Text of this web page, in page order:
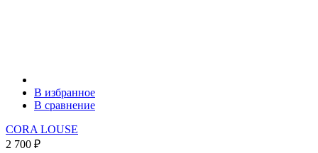
В избранное
В сравнение
CORA LOUSE
2 700 ₽